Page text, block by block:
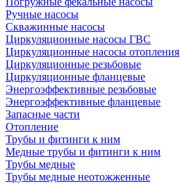
Ручные насосы
Скважинные насосы
Циркуляционные насосы ГВС
Циркуляционные насосы отопления
Циркуляционные резьбовые
Циркуляционные фланцевые
Энергоэффективные резьбовые
Энергоэффективные фланцевые
Запасные части
Отопление
Трубы и фитинги к ним
Медные трубы и фитинги к ним
Трубы медные
Трубы медные неотожженные